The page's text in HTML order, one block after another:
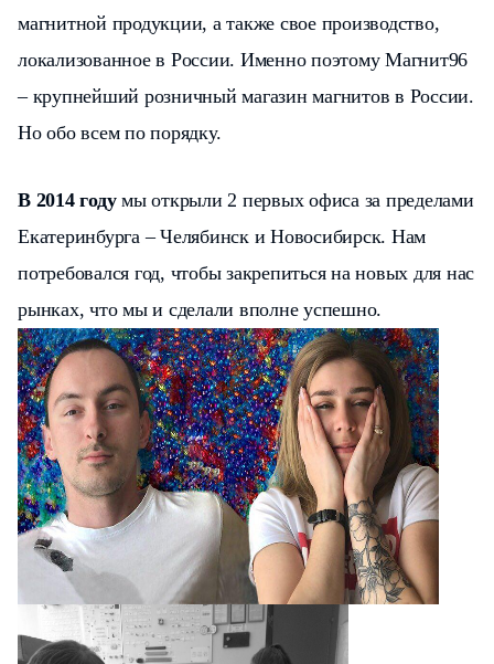
магнитной продукции, а также свое производство,
локализованное в России. Именно поэтому Магнит96
– крупнейший розничный магазин магнитов в России.
Но обо всем по порядку.
В 2014 годумы открыли 2 первых офиса за пределами
Екатеринбурга – Челябинск и Новосибирск. Нам
потребовался год, чтобы закрепиться на новых для нас
рынках, что мы и сделали вполне успешно.